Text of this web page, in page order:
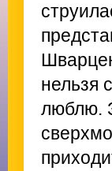
нельзя
люблю.